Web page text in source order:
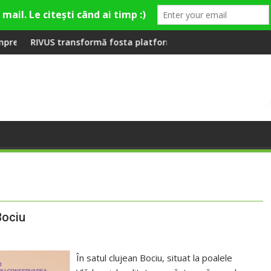
la Fashion Village
fosta platformă Carbochim într-un nou centru cultural și
În satul clujean Bociu, situat la poalele